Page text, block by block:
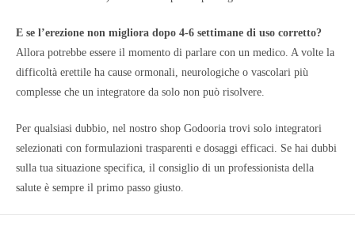
E se l’erezione non migliora dopo 4-6 settimane di uso corretto?
Allora potrebbe essere il momento di parlare con un medico. A volte la
difficoltà erettile ha cause ormonali, neurologiche o vascolari più
complesse che un integratore da solo non può risolvere.
Per qualsiasi dubbio, nel nostro shop Godooria trovi solo integratori
selezionati con formulazioni trasparenti e dosaggi efficaci. Se hai dubbi
sulla tua situazione specifica, il consiglio di un professionista della
salute è sempre il primo passo giusto.